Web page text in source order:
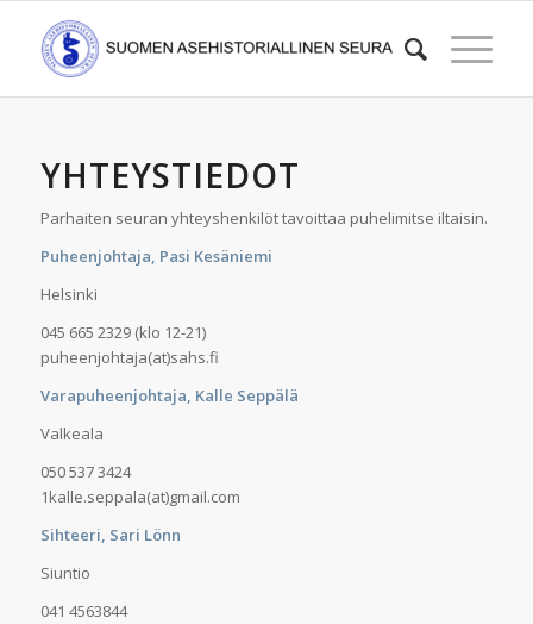
YHTEYSTIEDOT
Parhaiten seuran yhteyshenkilöt tavoittaa puhelimitse iltaisin.
Puheenjohtaja, Pasi Kesäniemi
Helsinki
045 665 2329 (klo 12-21)
puheenjohtaja(at)sahs.fi
Varapuheenjohtaja, Kalle Seppälä
Valkeala
050 537 3424
1kalle.seppala(at)gmail.com
Sihteeri, Sari Lönn
Siuntio
041 4563844